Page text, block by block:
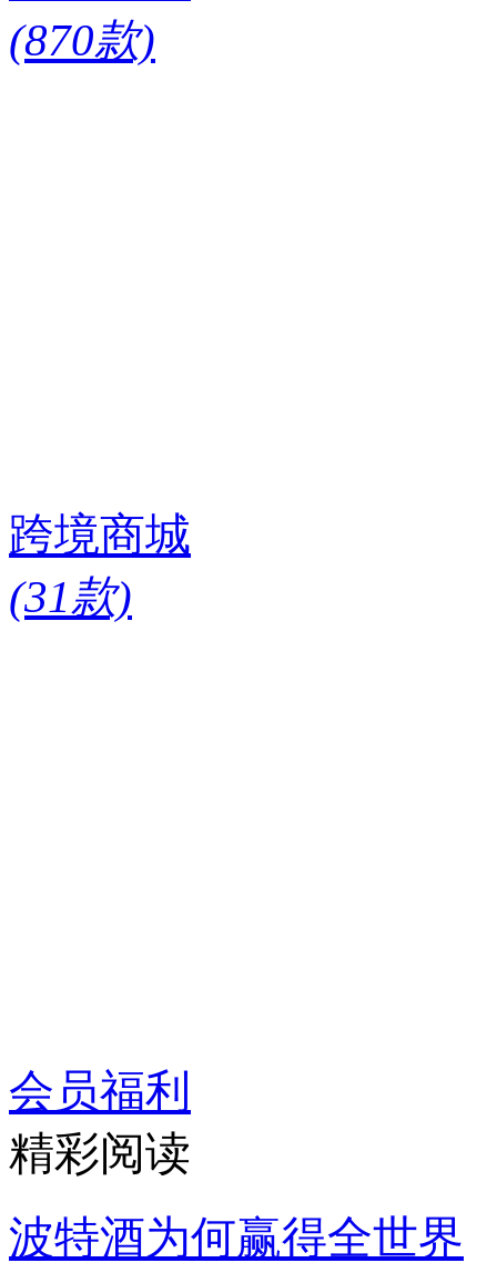
(870款)
跨境商城
(31款)
会员福利
精彩阅读
波特酒为何赢得全世界